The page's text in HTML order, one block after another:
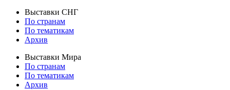
Выставки СНГ
По странам
По тематикам
Архив
Выставки Мира
По странам
По тематикам
Архив